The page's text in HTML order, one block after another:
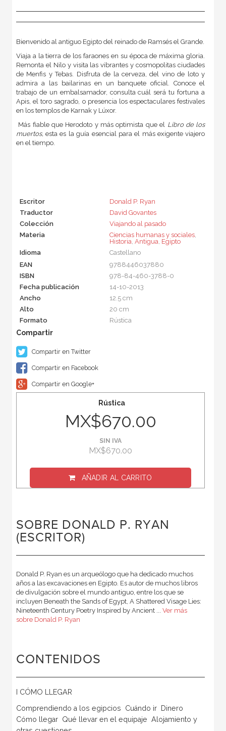
Bienvenido al antiguo Egipto del reinado de Ramsés el Grande.
Viaja a la tierra de los faraones en su época de máxima gloria.
Remonta el Nilo y visita las vibrantes y cosmopolitas ciudades
de Menfis y Tebas. Disfruta de la cerveza, del vino de loto y
admira a las bailarinas en un banquete oficial. Conoce el
trabajo de un embalsamador, consulta cuál será tu fortuna a
Apis, el toro sagrado, o presencia los espectaculares festivales
en los templos de Karnak y Lúxor.
Más fiable que Herodoto y más optimista que el Libro de los
muertos, esta es la guía esencial para el más exigente viajero
en el tiempo.
Escritor
Donald P. Ryan
Traductor
David Govantes
Colección
Viajando al pasado
Materia
Ciencias humanas y sociales,
Historia, Antigua, Egipto
Idioma
Castellano
EAN
9788446037880
ISBN
978-84-460-3788-0
Fecha publicación
14-10-2013
Ancho
12.5 cm
Alto
20 cm
Formato
Rústica
Compartir en Twitter
Compartir en Facebook
Compartir en Google+
Rústica
MX$670.00
SIN IVA
MX$670.00
AÑADIR AL CARRITO
SOBRE DONALD P. RYAN
(ESCRITOR)
Donald P. Ryan es un arqueólogo que ha dedicado muchos
años a las excavaciones en Egipto. Es autor de muchos libros
de divulgación sobre el mundo antiguo, entre los que se
incluyen Beneath the Sands of Egypt, A Shattered Visage Lies:
Nineteenth Century Poetry Inspired by Ancient ... Ver más
sobre Donald P. Ryan
CONTENIDOS
I CÓMO LLEGAR
Comprendiendo a los egipcios  Cuándo ir  Dinero 
Cómo llegar  Qué llevar en el equipaje  Alojamiento y